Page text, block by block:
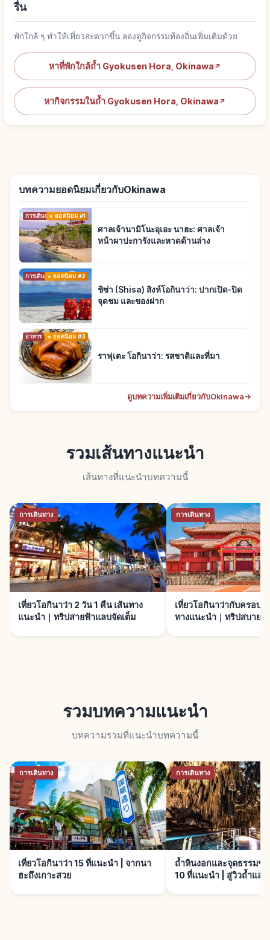
รื่น
พักใกล้ ๆ ทำให้เที่ยวสะดวกขึ้น ลองดูกิจกรรมท้องถิ่นเพิ่มเติมด้วย
หาที่พักใกล้ถ้ำ Gyokusen Hora, Okinawa ↗
หากิจกรรมในถ้ำ Gyokusen Hora, Okinawa ↗
บทความยอดนิยมเกี่ยวกับOkinawa
การเดินทาง ยอดนิยม #1
ศาลเจ้านามิโนะอุเอะ นาฮะ: ศาลเจ้า
หน้าผาปะการังและหาดด้านล่าง
การเดินทางยอดนิยม #2
ชิซ่า (Shisa) สิงห์โอกินาว่า: ปากเปิด-ปิด
จุดชม และของฝาก
อาหาร ยอดนิยม #3
ราฟุเตะ โอกินาว่า: รสชาติและที่มา
ดูบทความเพิ่มเติมเกี่ยวกับOkinawa→
รวมเส้นทางแนะนำ
เส้นทางที่แนะนำบทความนี้
การเดินทาง
เที่ยวโอกินาว่า 2 วัน 1 คืน เส้นทาง
แนะนำ｜ทริปสายฟ้าแลบจัดเต็ม
การเดินทาง
เที่ยวโอกินาว่ากับครอบค
ทางแนะนำ｜ทริปสบายทุ
รวมบทความแนะนำ
บทความรวมที่แนะนำบทความนี้
การเดินทาง
เที่ยวโอกินาว่า 15 ที่แนะนำ | จากนา
ฮะถึงเกาะสวย
การเดินทาง
ถ้ำหินงอกและจุดธรรมช
10 ที่แนะนำ | สู่วิวถ้ำและ